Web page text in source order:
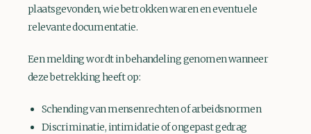
plaatsgevonden, wie betrokken waren en eventuele
relevante documentatie.
Een melding wordt in behandeling genomen wanneer
deze betrekking heeft op:
Schending van mensenrechten of arbeidsnormen
Discriminatie, intimidatie of ongepast gedrag